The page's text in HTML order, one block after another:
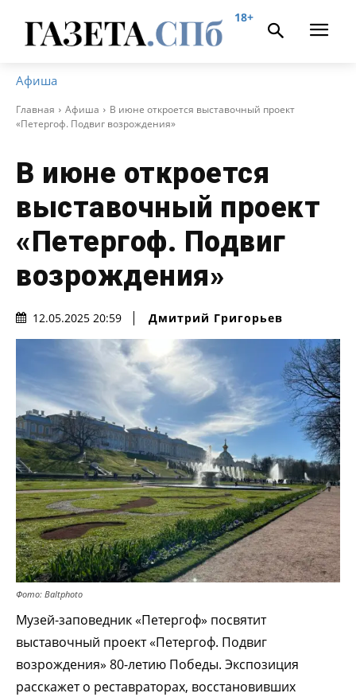
18+
Афиша
Главная Афиша
В июне откроется выставочный проект
«Петергоф. Подвиг возрождения»
В июне откроется
выставочный проект
«Петергоф. Подвиг
возрождения»
12.05.2025 20:59 Дмитрий Григорьев
Фото: Baltphoto
Музей-заповедник «Петергоф» посвятит
выставочный проект «Петергоф. Подвиг
возрождения» 80-летию Победы. Экспозиция
расскажет о реставраторах, восстановивших